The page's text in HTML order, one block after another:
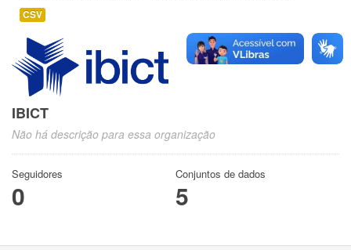
CSV
IBICT
Não há descrição para essa organização
Seguidores
0
Conjuntos de dados
5